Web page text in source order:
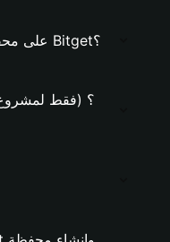
كيفية إنشاء محفظة kiroku على محفظة Bitget؟